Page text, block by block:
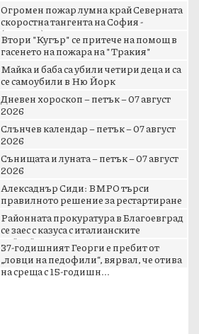
Огромен пожар лумна край Северната
скоростна тангента на София -
(ВИДЕО)
Втори "Кугър" се притече на помощ в
гасенето на пожара на "Тракия"
Майка и баба са убили четири деца и са
се самоубили в Ню Йорк
Дневен хороскоп – петък – 07 август
2026
Слънчев календар – петък – 07 август
2026
Сънищата и луната – петък – 07 август
2026
Алексаднър Сиди: ВМРО търси
правилното решение за рестартиране
на патриотичното пространст...
Районната прокуратура в Благоевград
се заес с казуса с италианските
тийнейджъри в Банско
37-годишният Георги е пребит от
„ловци на педофили“, вярвал, че отива
на среща с 15-годишн...